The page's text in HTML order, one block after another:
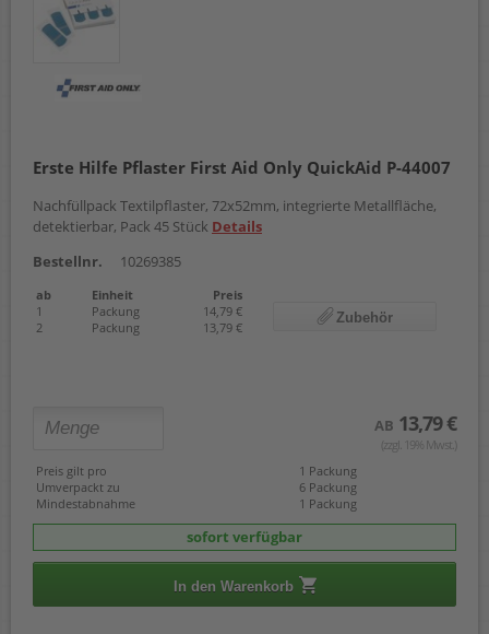
Erste Hilfe Pflaster First Aid Only QuickAid P-44007
Nachfüllpack Textilpflaster, 72x52mm, integrierte Metallfläche,
detektierbar, Pack 45 Stück Details
Bestellnr.
10269385
ab Einheit
Preis
1
Packung
14,79 €
2
Packung 13,79 €
Zubehör
AB 13,79 €
(zzgl. 19% Mwst.)
Preis gilt pro
1 Packung
Umverpackt zu
6 Packung
Mindestabnahme
1 Packung
sofort verfügbar
In den Warenkorb